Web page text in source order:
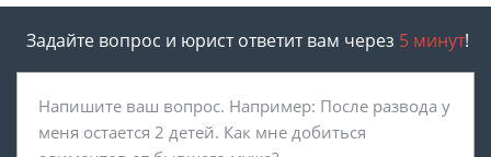
Задайте вопрос и юрист ответит вам через 5 минут!